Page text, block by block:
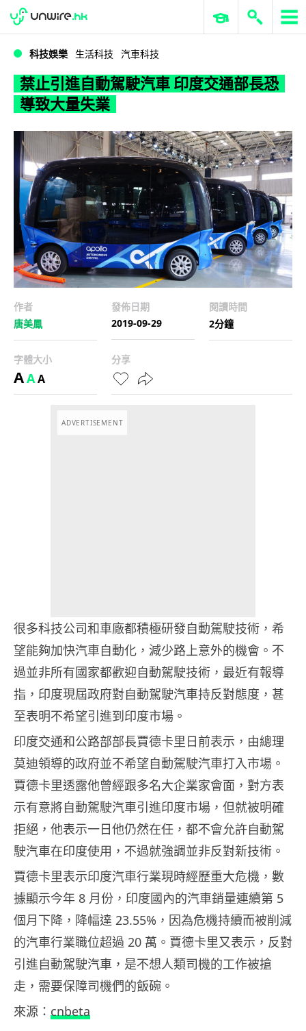
WWDC 2026 ERP 與商業 AI
科技娛樂 生活科技 汽車科技
禁止引進自動駕駛汽車 印度交通部長恐
導致大量失業
作者
唐美鳳
發佈日期
2019-09-29
閱讀時間
2分鐘
字體大小
AAA
分享
ADVERTISEMENT
很多科技公司和車廠都積極研發自動駕駛技術，希
望能夠加快汽車自動化，減少路上意外的機會。不
過並非所有國家都歡迎自動駕駛技術，最近有報導
指，印度現屆政府對自動駕駛汽車持反對態度，甚
至表明不希望引進到印度市場。
印度交通和公路部部長賈德卡里日前表示，由總理
莫迪領導的政府並不希望自動駕駛汽車打入市場。
賈德卡里透露他曾經跟多名大企業家會面，對方表
示有意將自動駕駛汽車引進印度市場，但就被明確
拒絕，他表示一日他仍然在任，都不會允許自動駕
駛汽車在印度使用，不過就強調並非反對新技術。
賈德卡里表示印度汽車行業現時經歷重大危機，數
據顯示今年 8 月份，印度國內的汽車銷量連續第 5
個月下降，降幅達 23.55%，因為危機持續而被削減
的汽車行業職位超過 20 萬。賈德卡里又表示，反對
引進自動駕駛汽車，是不想人類司機的工作被搶
走，需要保障司機們的飯碗。
來源： cnbeta